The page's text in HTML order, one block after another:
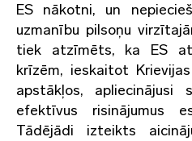
ES nākotni, un
uzmanību pilsoņu
tiek atzīmēts, ka ES
krīzēm, ieskaitot
apstākļos, apliecinājusi
efektīvus risinājumus
Tādējādi izteikts